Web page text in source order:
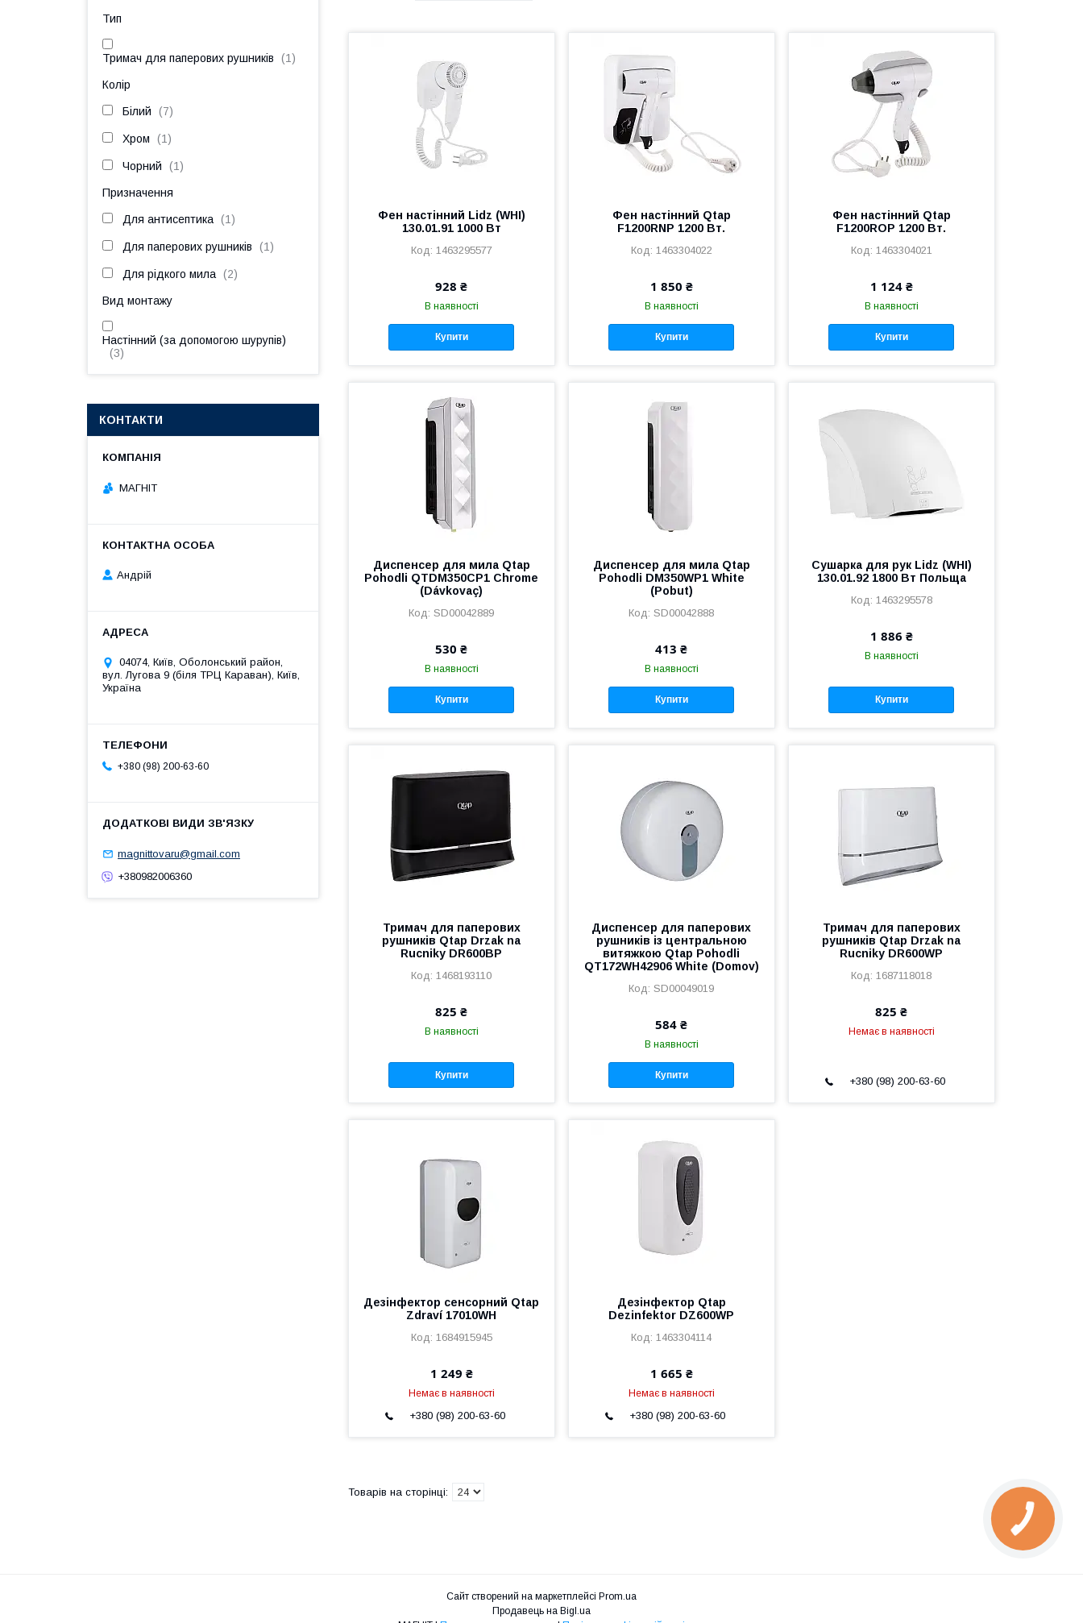
Фен настінний Lidz (WHI)
130.01.91 1000 Вт
1463295577
928 ₴
В наявності
Купити
Фен настінний Qtap
F1200RNP 1200 Вт.
1463304022
1 850 ₴
В наявності
Купити
Фен настінний Qtap
F1200ROP 1200 Вт.
1463304021
1 124 ₴
В наявності
Купити
Диспенсер для мила Qtap
Pohodli QTDM350CP1 Chrome
(Dávkovaç)
SD00042889
530 ₴
В наявності
Купити
Диспенсер для мила Qtap
Pohodli DM350WP1 White
(Pobut)
SD00042888
413 ₴
В наявності
Купити
Сушарка для рук Lidz (WHI)
130.01.92 1800 Вт Польща
1463295578
1 886 ₴
В наявності
Купити
Тримач для паперових
рушників Qtap Drzak na
Rucniky DR600BP
1468193110
825 ₴
В наявності
Купити
Диспенсер для паперових
рушників із центральною
витяжкою Qtap Pohodli
QT172WH42906 White (Domov)
SD00049019
584 ₴
В наявності
Купити
Тримач для паперових
рушників Qtap Drzak na
Rucniky DR600WP
1687118018
825 ₴
Немає в наявності
+380 (98) 200-63-60
Дезінфектор сенсорний Qtap
Zdraví 17010WH
1684915945
1 249 ₴
Немає в наявності
+380 (98) 200-63-60
Дезінфектор Qtap
Dezinfektor DZ600WP
1463304114
1 665 ₴
Немає в наявності
+380 (98) 200-63-60
Тип
Тримач для паперових рушників 1
Колір
Білий 7
Хром 1
Чорний 1
Призначення
Для антисептика 1
Для паперових рушників 1
Для рідкого мила 2
Вид монтажу
Настінний (за допомогою шурупів)
3
КОНТАКТИ
МАГНІТ
Андрій
04074, Київ, Оболонський район,
вул. Лугова 9 (біля ТРЦ Караван), Київ,
Україна
+380 (98) 200-63-60
magnittovaru@gmail.com
+380982006360
Сайт створений на маркетплейсі Prom.ua
Продавець на Bigl.ua